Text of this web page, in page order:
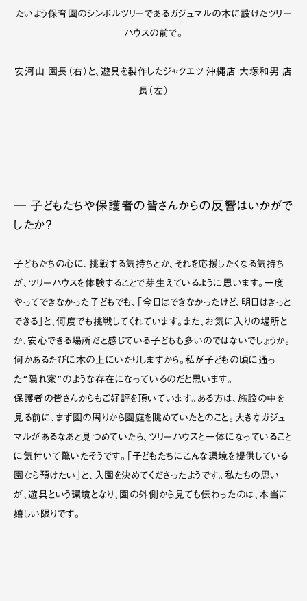
たいよう保育園のシンボルツリーであるガジュマルの木に設けたツリー
ハウスの前で。
安河山 園長（右）と、遊具を製作したジャクエツ 沖縄店 大塚和男 店
長（左）
― 子どもたちや保護者の皆さんからの反響はいかがで
したか？
子どもたちの心に、挑戦する気持ちとか、それを応援したくなる気持ち
が、ツリーハウスを体験することで芽生えているように思います。一度
やってできなかった子どもでも、「今日はできなかったけど、明日はきっと
できる」と、何度でも挑戦してくれています。また、お気に入りの場所と
か、安心できる場所だと感じている子どもも多いのではないでしょうか。
何かあるたびに木の上にいたりしますから。私が子どもの頃に通っ
た“隠れ家”のような存在になっているのだと思います。
保護者の皆さんからもご好評を頂いています。ある方は、施設の中を
見る前に、まず園の周りから園庭を眺めていたとのこと。大きなガジュ
マルがあるなあと見つめていたら、ツリーハウスと一体になっていること
に気付いて驚いたそうです。「子どもたちにこんな環境を提供している
園なら預けたい」と、入園を決めてくださったようです。私たちの思い
が、遊具という環境となり、園の外側から見ても伝わったのは、本当に
嬉しい限りです。